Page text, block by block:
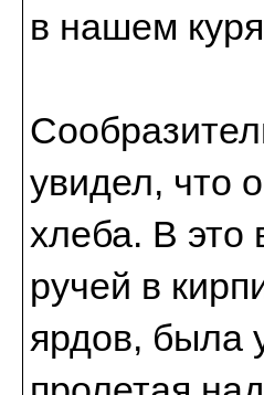
в нашем
увидел, что
хлеба. В это
ручей в
ярдов, была